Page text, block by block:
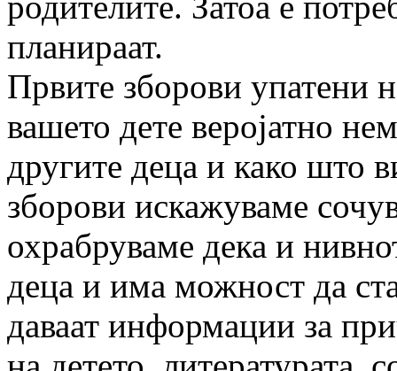
планираат.
Првите зборови упатени
вашето дете веројатно
другите деца и како што
зборови искажуваме
охрабруваме дека и
деца и има можност да
даваат информации за